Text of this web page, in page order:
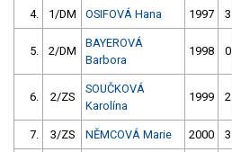
4. 1/DM OSIFOVÁ Hana 1997 3
5. 2/DM
BAYEROVÁ
Barbora
1998 0
6. 2/ZS
SOUČKOVÁ
Karolína
1999 2
7. 3/ZS NĚMCOVÁ Marie 2000 3